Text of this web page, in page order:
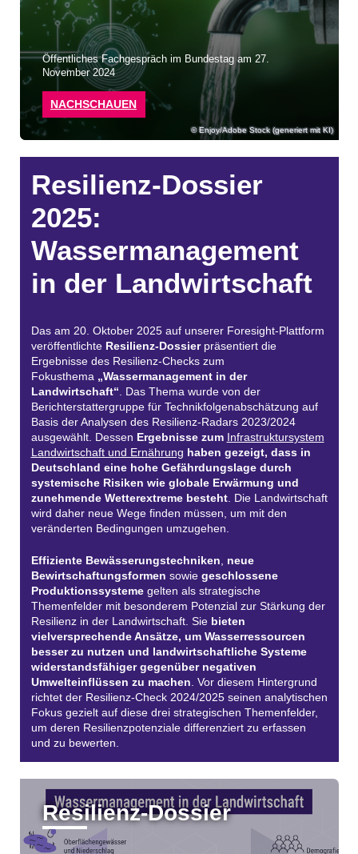
Enjoy/Adobe Stock (generiert mit KI)
Öffentliches Fachgespräch im Bundestag am 27.
November 2024
NACHSCHAUEN
Resilienz-Dossier
2025:
Wassermanagement
in der Landwirtschaft
Das am 20. Oktober 2025 auf unserer Foresight-Plattform
veröffentlichte Resilienz-Dossierpräsentiert die
Ergebnisse des Resilienz-Checks zum
Fokusthema „Wassermanagement in der
Landwirtschaft“ . Das Thema wurde von der
Berichterstattergruppe für Technikfolgenabschätzung auf
Basis der Analysen des Resilienz-Radars 2023/2024
ausgewählt. Dessen Ergebnisse zum Infrastruktursystem
Landwirtschaft und Ernährung haben gezeigt, dass in
Deutschland eine hohe Gefährdungslage durch
systemische Risiken wie globale Erwärmung und
zunehmende Wetterextreme besteht. Die Landwirtschaft
wird daher neue Wege finden müssen, um mit den
veränderten Bedingungen umzugehen.
Effiziente Bewässerungstechniken
neue
Bewirtschaftungsformen sowie geschlossene
Produktionssystemegelten als strategische
Themenfelder mit besonderem Potenzial zur Stärkung der
Resilienz in der Landwirtschaft. Sie bieten
vielversprechende Ansätze, um Wasserressourcen
besser zu nutzen und landwirtschaftliche Systeme
widerstandsfähiger gegenüber negativen
Umwelteinflüssen zu machen . Vor diesem Hintergrund
richtet der Resilienz-Check 2024/2025 seinen analytischen
Fokus gezielt auf diese drei strategischen Themenfelder,
um deren Resilienzpotenziale differenziert zu erfassen
und zu bewerten.
Resilienz-Dossier